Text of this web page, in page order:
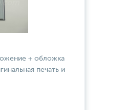
+ обложка
печать и